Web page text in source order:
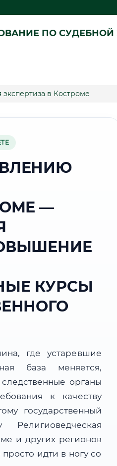
ПО СУДЕБНОЙ
экспертиза в Костроме
—
КУРСЫ
где устаревшие
база меняется,
органы
к качеству
государственный
Религиоведческая
и других регионов
идти в ногу со